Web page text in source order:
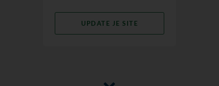
UPDATE JE SITE